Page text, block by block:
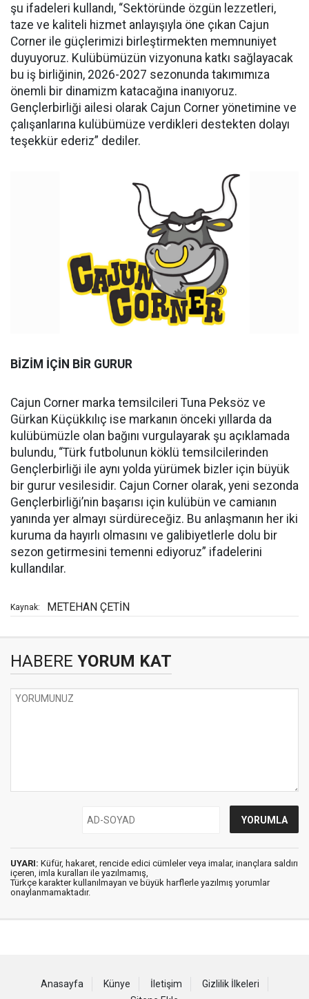
şu ifadeleri kullandı, “Sektöründe özgün lezzetleri,
taze ve kaliteli hizmet anlayışıyla öne çıkan Cajun
Corner ile güçlerimizi birleştirmekten memnuniyet
duyuyoruz. Kulübümüzün vizyonuna katkı sağlayacak
bu iş birliğinin, 2026-2027 sezonunda takımımıza
önemli bir dinamizm katacağına inanıyoruz.
Gençlerbirliği ailesi olarak Cajun Corner yönetimine ve
çalışanlarına kulübümüze verdikleri destekten dolayı
teşekkür ederiz” dediler.
BİZİM İÇİN BİR GURUR
Cajun Corner marka temsilcileri Tuna Peksöz ve
Gürkan Küçükkılıç ise markanın önceki yıllarda da
kulübümüzle olan bağını vurgulayarak şu açıklamada
bulundu, “Türk futbolunun köklü temsilcilerinden
Gençlerbirliği ile aynı yolda yürümek bizler için büyük
bir gurur vesilesidir. Cajun Corner olarak, yeni sezonda
Gençlerbirliği’nin başarısı için kulübün ve camianın
yanında yer almayı sürdüreceğiz. Bu anlaşmanın her iki
kuruma da hayırlı olmasını ve galibiyetlerle dolu bir
sezon getirmesini temenni ediyoruz” ifadelerini
kullandılar.
Kaynak: METEHAN ÇETİN
HABERE YORUM KAT
UYARI: Küfür, hakaret, rencide edici cümleler veya imalar, inançlara saldırı
içeren, imla kuralları ile yazılmamış,
Türkçe karakter kullanılmayan ve büyük harflerle yazılmış yorumlar
onaylanmamaktadır.
Anasayfa Künye İletişim
Gizlilik İlkeleri